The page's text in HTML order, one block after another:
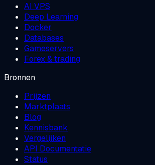
AI VPS
Deep Learning
Docker
Databases
Gameservers
Forex & trading
Bronnen
Prijzen
Marktplaats
Blog
Kennisbank
Vergelijken
API Documentatie
Status